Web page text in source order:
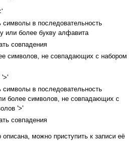
символы в последовательность
или более букву алфавита
совпадения
символов, не совпадающих с набором
'>'
символы в последовательность
более символов, не совпадающих с
'>'
совпадения
описана, можно приступить к записи её